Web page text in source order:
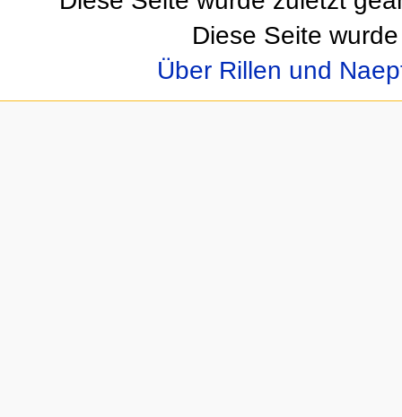
Diese Seite
Über Rillen und